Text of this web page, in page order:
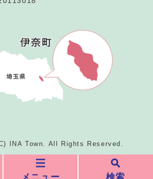
メニュー 検索
INA Town. All Rights Reserved.